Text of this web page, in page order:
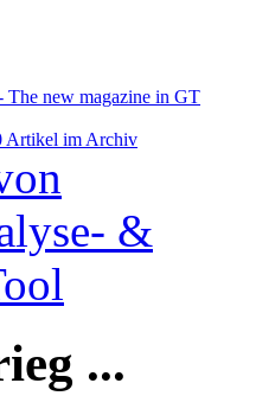
The new magazine in GT
Artikel im Archiv
...